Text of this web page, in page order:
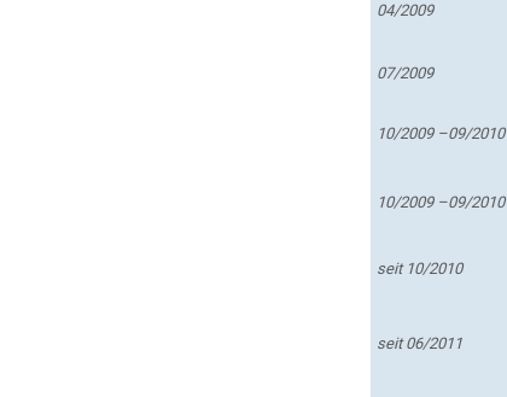
04/2009
07/2009
10/2009 –09/2010
10/2009 –09/2010
seit 10/2010
seit 06/2011